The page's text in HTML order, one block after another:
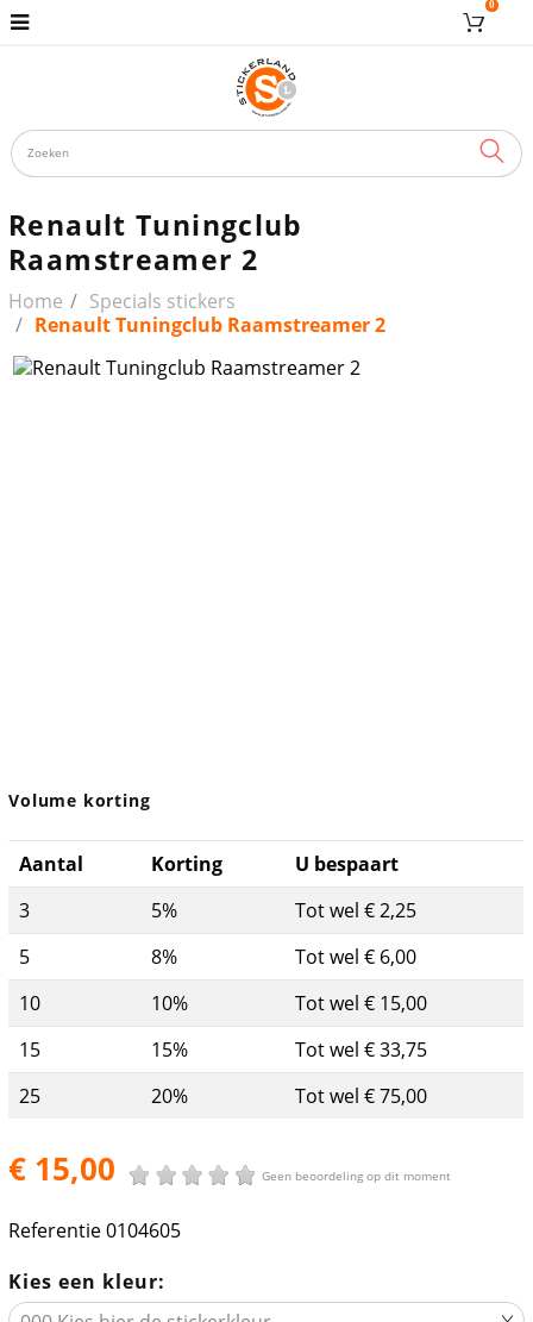
0
Renault Tuningclub
Raamstreamer 2
Home
Specials stickers
Renault Tuningclub Raamstreamer 2
Volume korting
Aantal Korting
U bespaart
3
5%
Tot wel € 2,25
5
8%
Tot wel € 6,00
10
10%
Tot wel € 15,00
15
15%
Tot wel € 33,75
25
20% Tot wel € 75,00
€ 15,00 Geen beoordeling op dit moment
Referentie0104605
Kies een kleur: